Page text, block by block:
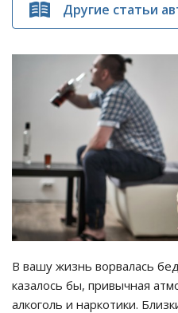
Другие статьи
В вашу жизнь ворвалась
казалось бы, привычная
алкоголь и наркотики.